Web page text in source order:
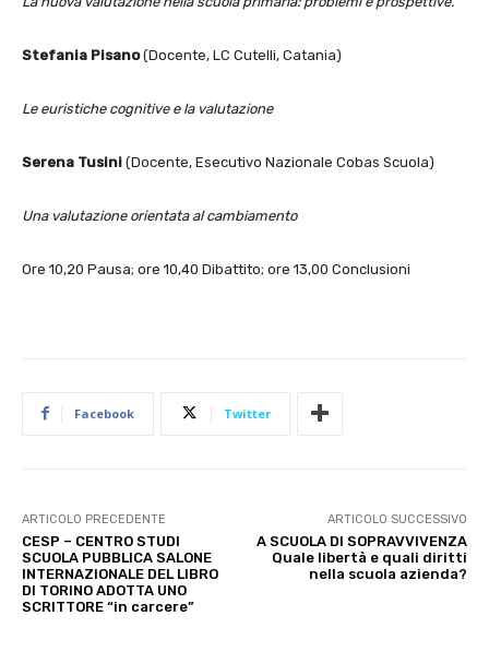
Stefania Pisano(Docente, LC Cutelli, Catania)
Le euristiche cognitive e la valutazione
Serena Tusini (Docente, Esecutivo Nazionale Cobas Scuola)
Una valutazione orientata al cambiamento
Ore 10,20 Pausa; ore 10,40 Dibattito; ore 13,00 Conclusioni
Facebook Twitter
ARTICOLO PRECEDENTE
CESP – CENTRO STUDI
SCUOLA PUBBLICA SALONE
INTERNAZIONALE DEL LIBRO
DI TORINO ADOTTA UNO
SCRITTORE “in carcere”
ARTICOLO SUCCESSIVO
A SCUOLA DI SOPRAVVIVENZA
Quale libertà e quali diritti
nella scuola azienda?